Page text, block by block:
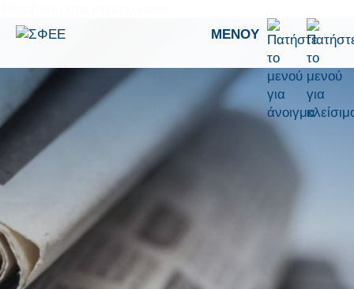
ΜΕΝΟΎ